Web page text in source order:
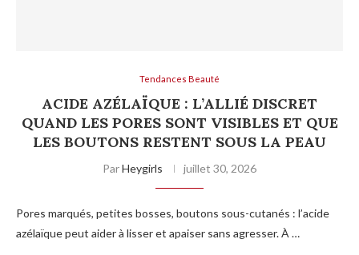
Tendances Beauté
ACIDE AZÉLAÏQUE : L’ALLIÉ DISCRET
QUAND LES PORES SONT VISIBLES ET QUE
LES BOUTONS RESTENT SOUS LA PEAU
ParHeygirls juillet 30, 2026
Pores marqués, petites bosses, boutons sous-cutanés : l’acide
azélaïque peut aider à lisser et apaiser sans agresser. À …